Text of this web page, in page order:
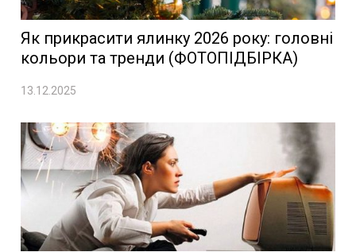
Як прикрасити ялинку 2026 року: головні
кольори та тренди (ФОТОПІДБІРКА)
13.12.2025